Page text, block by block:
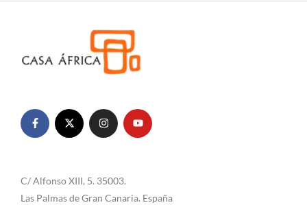
C/ Alfonso XIII, 5. 35003.
Las Palmas de Gran Canaria. España